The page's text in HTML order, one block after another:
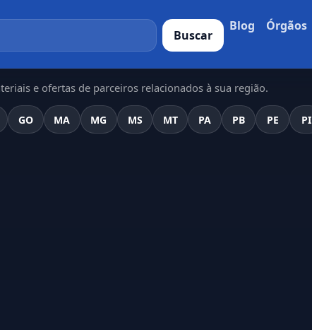
Buscar
Blog Órgãos
e ofertas de parceiros relacionados à sua região.
GO MA MG MS MT PA PB PE PI